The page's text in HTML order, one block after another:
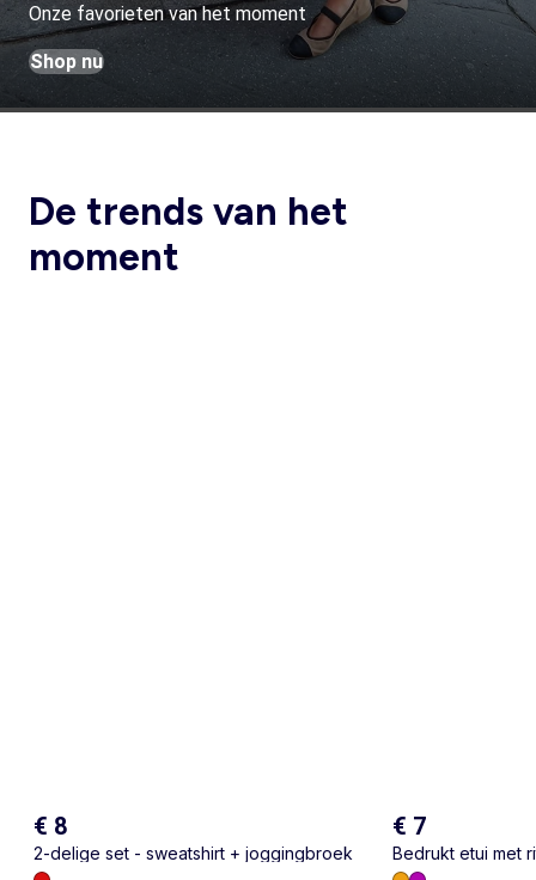
Onze favorieten van het moment
Shop nu
De trends van het
moment
2-delige set - sweatshirt + joggingbroek
€ 8
Bedrukt etui met
€ 7